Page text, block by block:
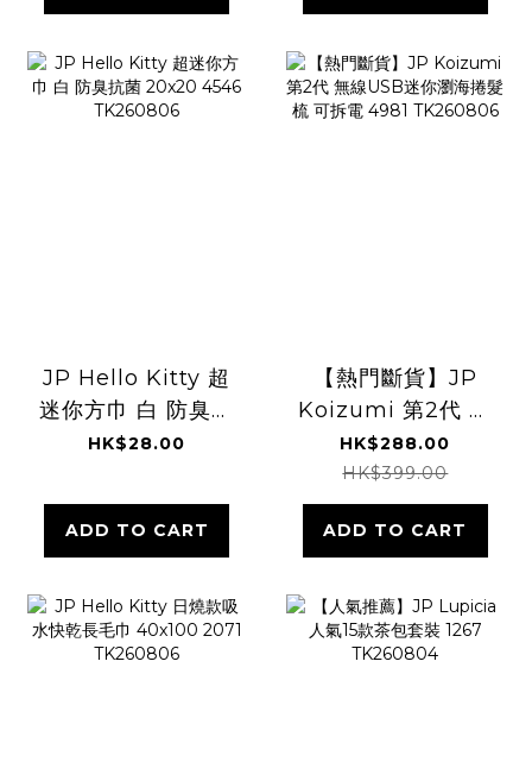
JP Hello Kitty 超
迷你方巾 白 防臭抗
菌 20x20 4546
HK$28.00
ADD TO CART
【熱門斷貨】JP
Koizumi 第2代 無
線USB迷你瀏海捲
髮梳 可拆電 4981
TK260806
HK$288.00
HK$399.00
ADD TO CART